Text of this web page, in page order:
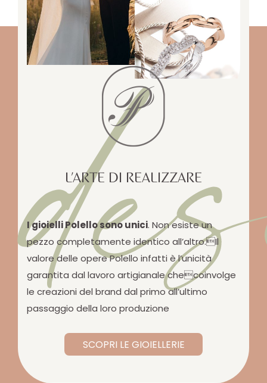
L’ARTE DI REALIZZARE
I gioielli Polello sono unici. Non esiste un
pezzo completamente identico all’altro.Il
valore delle opere Polello infatti è l’unicità
garantita dal lavoro artigianale checoinvolge
le creazioni del brand dal primo all’ultimo
passaggio della loro produzione
SCOPRI LE GIOIELLERIE